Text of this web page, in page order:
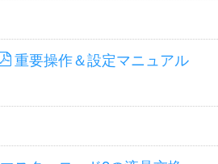
重要操作＆設定マニュアル